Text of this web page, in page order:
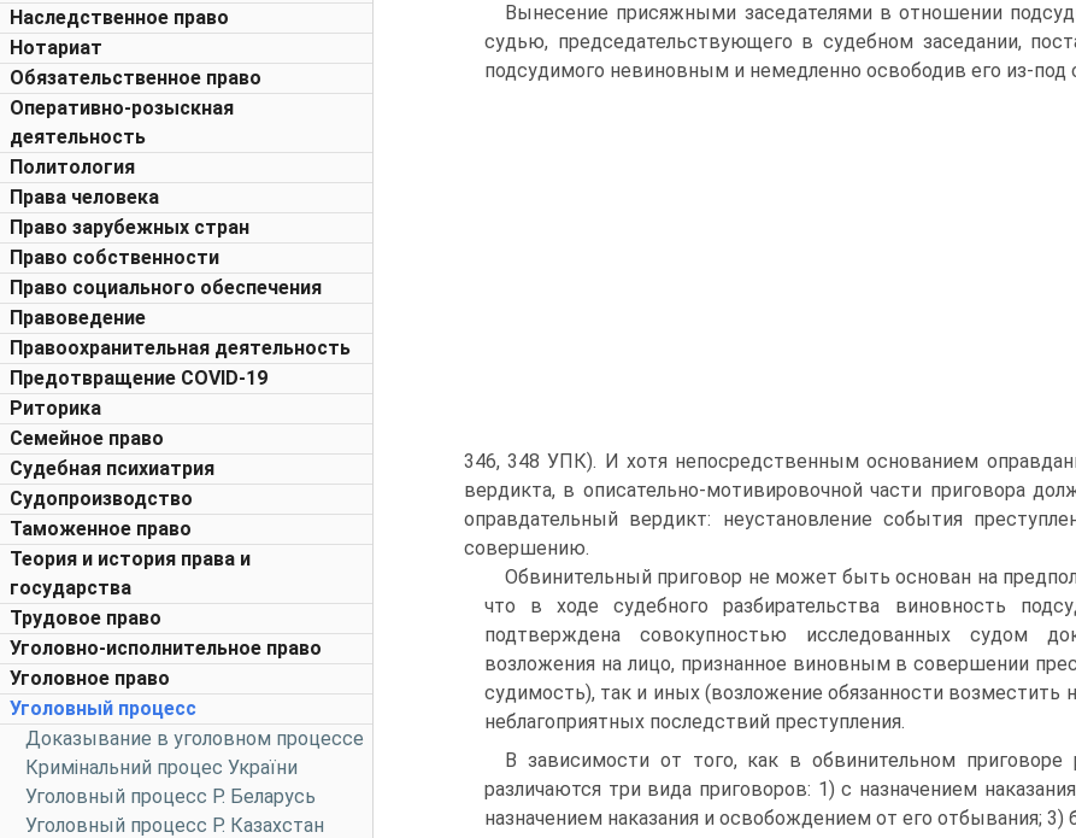
Наследственное право
Нотариат
Обязательственное право
Оперативно-розыскная
деятельность
Политология
Права человека
Право зарубежных стран
Право собственности
Право социального обеспечения
Правоведение
Правоохранительная деятельность
Предотвращение COVID-19
Риторика
Семейное право
Судебная психиатрия
Судопроизводство
Таможенное право
Теория и история права и
государства
Трудовое право
Уголовно-исполнительное право
Уголовное право
Уголовный процесс
Доказывание в уголовном процессе
Кримінальний процес України
Уголовный процесс Р. Беларусь
Уголовный процесс Р. Казахстан
Вынесение присяжными заседателями в отношении
судью, председательствующего в судебном заседании,
подсудимого невиновным и немедленно освободив его из-под
346, 348 УПК). И хотя непосредственным основанием
вердикта, в описательно-мотивировочной части приговора
оправдательный вердикт: неустановление события
совершению.
Обвинительный приговор не может быть основан на
что в ходе судебного разбирательства виновность
подтверждена совокупностью исследованных судом
возложения на лицо, признанное виновным в совершении
судимость), так и иных (возложение обязанности возместить
неблагоприятных последствий преступления.
В зависимости от того, как в обвинительном приговоре
различаются три вида приговоров: 1) с назначением
назначением наказания и освобождением от его отбывания; 3)